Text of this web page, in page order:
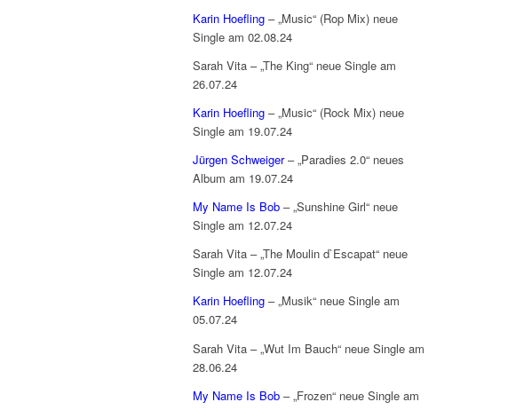
Karin Hoefling – „Music“ (Rop Mix) neue
Single am 02.08.24
Sarah Vita – „The King“ neue Single am
26.07.24
Karin Hoefling – „Music“ (Rock Mix) neue
Single am 19.07.24
Jürgen Schweiger– „Paradies 2.0“ neues
Album am 19.07.24
My Name Is Bob – „Sunshine Girl“ neue
Single am 12.07.24
Sarah Vita – „The Moulin d`Escapat“ neue
Single am 12.07.24
Karin Hoefling – „Musik“ neue Single am
05.07.24
Sarah Vita – „Wut Im Bauch“ neue Single am
28.06.24
My Name Is Bob – „Frozen“ neue Single am